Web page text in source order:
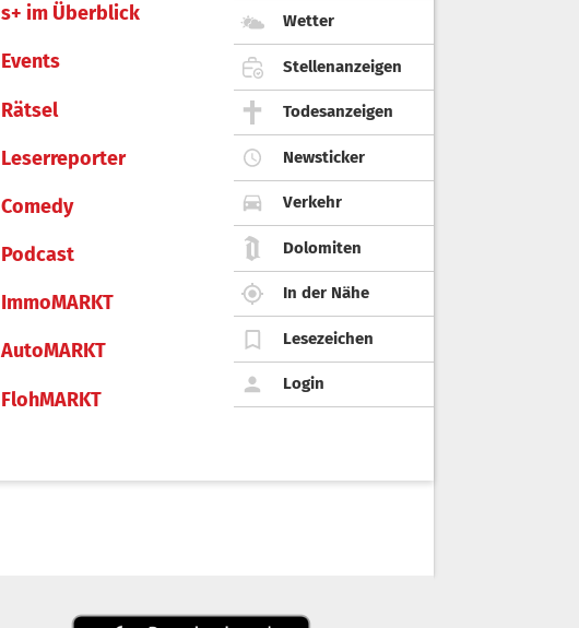
s+ im Überblick
Events
Rätsel
Leserreporter
Comedy
Podcast
ImmoMARKT
AutoMARKT
FlohMARKT
Wetter
Stellenanzeigen
Todesanzeigen
Newsticker
Verkehr
Dolomiten
In der Nähe
Lesezeichen
Login